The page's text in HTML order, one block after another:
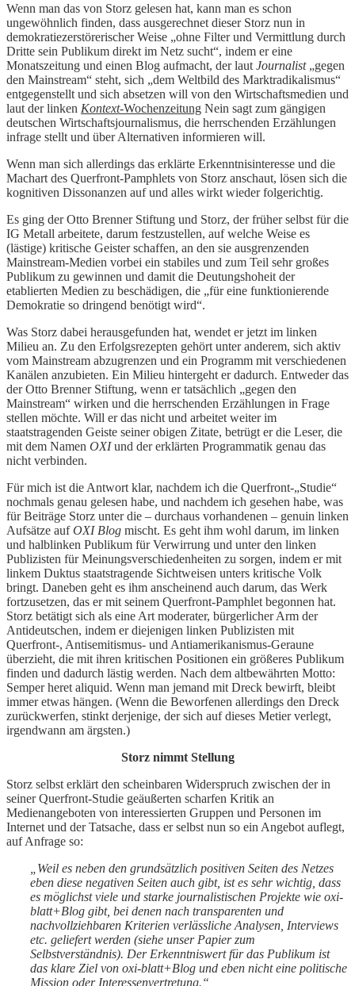
Wenn man das von Storz gelesen hat, kann man es schon
ungewöhnlich finden, dass ausgerechnet dieser Storz nun in
demokratiezerstörerischer Weise „ohne Filter und Vermittlung durch
Dritte sein Publikum direkt im Netz sucht“, indem er eine
Monatszeitung und einen Blog aufmacht, der laut Journalist„gegen
den Mainstream“ steht, sich „dem Weltbild des Marktradikalismus“
entgegenstellt und sich absetzen will von den Wirtschaftsmedien und
laut der linken Kontext-Wochenzeitung Nein sagt zum gängigen
deutschen Wirtschaftsjournalismus, die herrschenden Erzählungen
infrage stellt und über Alternativen informieren will.
Wenn man sich allerdings das erklärte Erkenntnisinteresse und die
Machart des Querfront-Pamphlets von Storz anschaut, lösen sich die
kognitiven Dissonanzen auf und alles wirkt wieder folgerichtig.
Es ging der Otto Brenner Stiftung und Storz, der früher selbst für die
IG Metall arbeitete, darum festzustellen, auf welche Weise es
(lästige) kritische Geister schaffen, an den sie ausgrenzenden
Mainstream-Medien vorbei ein stabiles und zum Teil sehr großes
Publikum zu gewinnen und damit die Deutungshoheit der
etablierten Medien zu beschädigen, die „für eine funktionierende
Demokratie so dringend benötigt wird“.
Was Storz dabei herausgefunden hat, wendet er jetzt im linken
Milieu an. Zu den Erfolgsrezepten gehört unter anderem, sich aktiv
vom Mainstream abzugrenzen und ein Programm mit verschiedenen
Kanälen anzubieten. Ein Milieu hintergeht er dadurch. Entweder das
der Otto Brenner Stiftung, wenn er tatsächlich „gegen den
Mainstream“ wirken und die herrschenden Erzählungen in Frage
stellen möchte. Will er das nicht und arbeitet weiter im
staatstragenden Geiste seiner obigen Zitate, betrügt er die Leser, die
mit dem Namen OXIund der erklärten Programmatik genau das
nicht verbinden.
Für mich ist die Antwort klar, nachdem ich die Querfront-„Studie“
nochmals genau gelesen habe, und nachdem ich gesehen habe, was
für Beiträge Storz unter die – durchaus vorhandenen – genuin linken
Aufsätze aufOXI Blog mischt. Es geht ihm wohl darum, im linken
und halblinken Publikum für Verwirrung und unter den linken
Publizisten für Meinungsverschiedenheiten zu sorgen, indem er mit
linkem Duktus staatstragende Sichtweisen unters kritische Volk
bringt. Daneben geht es ihm anscheinend auch darum, das Werk
fortzusetzen, das er mit seinem Querfront-Pamphlet begonnen hat.
Storz betätigt sich als eine Art moderater, bürgerlicher Arm der
Antideutschen, indem er diejenigen linken Publizisten mit
Querfront-, Antisemitismus- und Antiamerikanismus-Geraune
überzieht, die mit ihren kritischen Positionen ein größeres Publikum
finden und dadurch lästig werden. Nach dem altbewährten Motto:
Semper heret aliquid. Wenn man jemand mit Dreck bewirft, bleibt
immer etwas hängen. (Wenn die Beworfenen allerdings den Dreck
zurückwerfen, stinkt derjenige, der sich auf dieses Metier verlegt,
irgendwann am ärgsten.)
Storz nimmt Stellung
Storz selbst erklärt den scheinbaren Widerspruch zwischen der in
seiner Querfront-Studie geäußerten scharfen Kritik an
Medienangeboten von interessierten Gruppen und Personen im
Internet und der Tatsache, dass er selbst nun so ein Angebot auflegt,
auf Anfrage so:
„Weil es neben den grundsätzlich positiven Seiten des Netzes
eben diese negativen Seiten auch gibt, ist es sehr wichtig, dass
es möglichst viele und starke journalistischen Projekte wie oxi-
blatt+Blog gibt, bei denen nach transparenten und
nachvollziehbaren Kriterien verlässliche Analysen, Interviews
etc. geliefert werden (siehe unser Papier zum
Selbstverständnis). Der Erkenntniswert für das Publikum ist
das klare Ziel von oxi-blatt+Blog und eben nicht eine politische
Mission oder Interessenvertretung.“